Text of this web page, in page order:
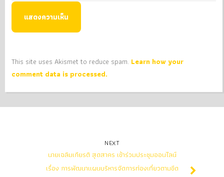
This site uses Akismet to reduce spam. Learn how your
comment data is processed.
NEXT
นายเฉลิมเกียรติ สุดสาคร เข้าร่วมประชุมออนไลน์
เรื่อง การพัฒนาแผนบริหารจัดการท่องเที่ยวตามขีด